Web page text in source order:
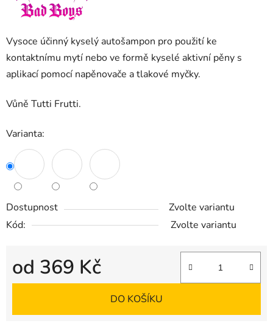
Vysoce účinný kyselý autošampon pro použití ke
kontaktnímu mytí nebo ve formě kyselé aktivní pěny s
aplikací pomocí napěnovače a tlakové myčky.
Vůně Tutti Frutti.
Varianta:
Dostupnost
Zvolte variantu
Kód:
Zvolte variantu
od 369 Kč
Měrná cena:
DO KOŠÍKU